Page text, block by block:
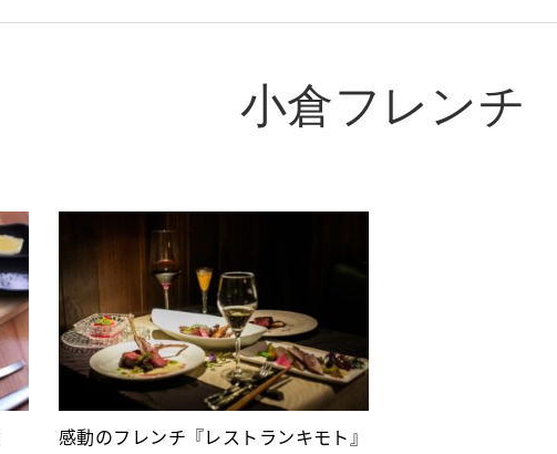
小倉フレンチ
感動のフレンチ『レストランキモト』